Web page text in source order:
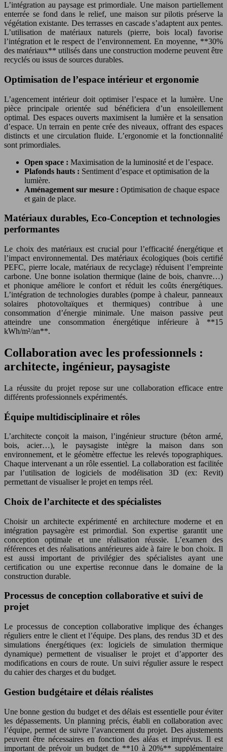
L’intégration au paysage est primordiale. Une maison partiellement
enterrée se fond dans le relief, une maison sur pilotis préserve la
végétation existante. Des terrasses en cascade s’adaptent aux pentes.
L’utilisation de matériaux naturels (pierre, bois local) favorise
l’intégration et le respect de l’environnement. En moyenne, **30%
des matériaux** utilisés dans une construction moderne peuvent être
recyclés ou issus de sources durables.
Optimisation de l’espace intérieur et ergonomie
L’agencement intérieur doit optimiser l’espace et la lumière. Une
pièce principale orientée sud bénéficiera d’un ensoleillement
optimal. Des espaces ouverts maximisent la lumière et la sensation
d’espace. Un terrain en pente crée des niveaux, offrant des espaces
distincts et une circulation fluide. L’ergonomie et la fonctionnalité
sont primordiales.
Open space : Maximisation de la luminosité et de l’espace.
Plafonds hauts : Sentiment d’espace et optimisation de la
lumière.
Aménagement sur mesure : Optimisation de chaque espace
et gain de place.
Matériaux durables, Eco-Conception et technologies
performantes
Le choix des matériaux est crucial pour l’efficacité énergétique et
l’impact environnemental. Des matériaux écologiques (bois certifié
PEFC, pierre locale, matériaux de recyclage) réduisent l’empreinte
carbone. Une bonne isolation thermique (laine de bois, chanvre…)
et phonique améliore le confort et réduit les coûts énergétiques.
L’intégration de technologies durables (pompe à chaleur, panneaux
solaires photovoltaïques et thermiques) contribue à une
consommation d’énergie minimale. Une maison passive peut
atteindre une consommation énergétique inférieure à **15
kWh/m²/an**.
Collaboration avec les professionnels :
architecte, ingénieur, paysagiste
La réussite du projet repose sur une collaboration efficace entre
différents professionnels expérimentés.
Équipe multidisciplinaire et rôles
L’architecte conçoit la maison, l’ingénieur structure (béton armé,
bois, acier…), le paysagiste intègre la maison dans son
environnement, et le géomètre effectue les relevés topographiques.
Chaque intervenant a un rôle essentiel. La collaboration est facilitée
par l’utilisation de logiciels de modélisation 3D (ex: Revit)
permettant de visualiser le projet en temps réel.
Choix de l’architecte et des spécialistes
Choisir un architecte expérimenté en architecture moderne et en
intégration paysagère est primordial. Son expertise garantit une
conception optimale et une réalisation réussie. L’examen des
références et des réalisations antérieures aide à faire le bon choix. Il
est aussi important de privilégier des spécialistes ayant une
certification ou une expertise reconnue dans le domaine de la
construction durable.
Processus de conception collaborative et suivi de
projet
Le processus de conception collaborative implique des échanges
réguliers entre le client et l’équipe. Des plans, des rendus 3D et des
simulations énergétiques (ex: logiciels de simulation thermique
dynamique) permettent de visualiser le projet et d’apporter des
modifications en cours de route. Un suivi régulier assure le respect
du cahier des charges et du budget.
Gestion budgétaire et délais réalistes
Une bonne gestion du budget et des délais est essentielle pour éviter
les dépassements. Un planning précis, établi en collaboration avec
l’équipe, permet de suivre l’avancement du projet. Des ajustements
peuvent être nécessaires en fonction des aléas et imprévus. Il est
important de prévoir un budget de **10 à 20%** supplémentaire